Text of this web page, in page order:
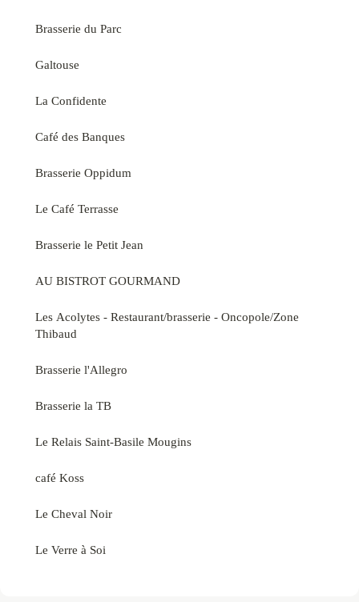
Brasserie du Parc
Galtouse
La Confidente
Café des Banques
Brasserie Oppidum
Le Café Terrasse
Brasserie le Petit Jean
AU BISTROT GOURMAND
Les Acolytes - Restaurant/brasserie - Oncopole/Zone
Thibaud
Brasserie l'Allegro
Brasserie la TB
Le Relais Saint-Basile Mougins
café Koss
Le Cheval Noir
Le Verre à Soi